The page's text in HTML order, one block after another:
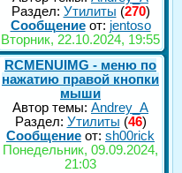
Раздел: Утилиты (270)
Сообщениеот: jentoso
Вторник, 22.10.2024, 19:55
RCMENUIMG - меню по
нажатию правой кнопки
мыши
Автор темы: Andrey_A
Раздел: Утилиты (46)
Сообщение от: sh00rick
Понедельник, 09.09.2024,
21:03